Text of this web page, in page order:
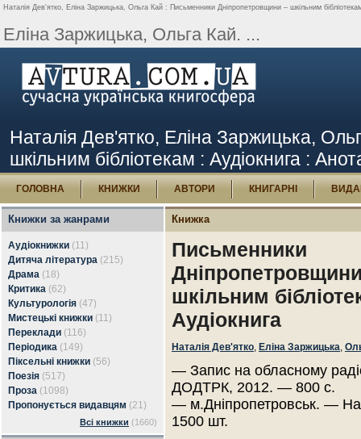
Наталія Дев'ятко, Еліна Заржицька, Ольга Кай : Письменники Дніпропетровщини – шкільним
Еліна Заржицька, Ольга Кай. ...
Наталія Дев'ятко, Еліна Заржицька,
шкільним бібліотекам : Аудіокнига :
ГОЛОВНА КНИЖКИ АВТОРИ КНИГАРНІ
Книжки за жанрами
Аудіокнижки (11)
Дитяча література (215)
Драма (18)
Критика (62)
Культурологія (47)
Мистецькі книжки (11)
Переклади (116)
Періодика (149)
Піксельні книжки (56)
Поезія (517)
Проза (1098)
Пропонується видавцям (21)
Всі книжки (1660)
Книжка
Письменники
шкільним
Аудіокнига
Наталія Дев'ятко, Еліна Заржицька,
— Запис на обласному
ДОДТРК, 2012. — 800 с.
— м.Дніпропетровськ. —
1500 шт.